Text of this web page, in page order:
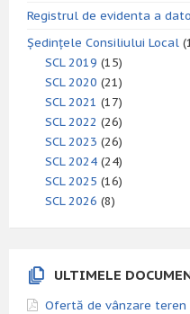
Registrul de evidenta a
Ședințele Consiliului Local
SCL 2019 (15)
SCL 2020 (21)
SCL 2021 (17)
SCL 2022 (26)
SCL 2023 (26)
SCL 2024 (24)
SCL 2025 (16)
SCL 2026 (8)
ULTIMELE
Ofertă de vânzare teren